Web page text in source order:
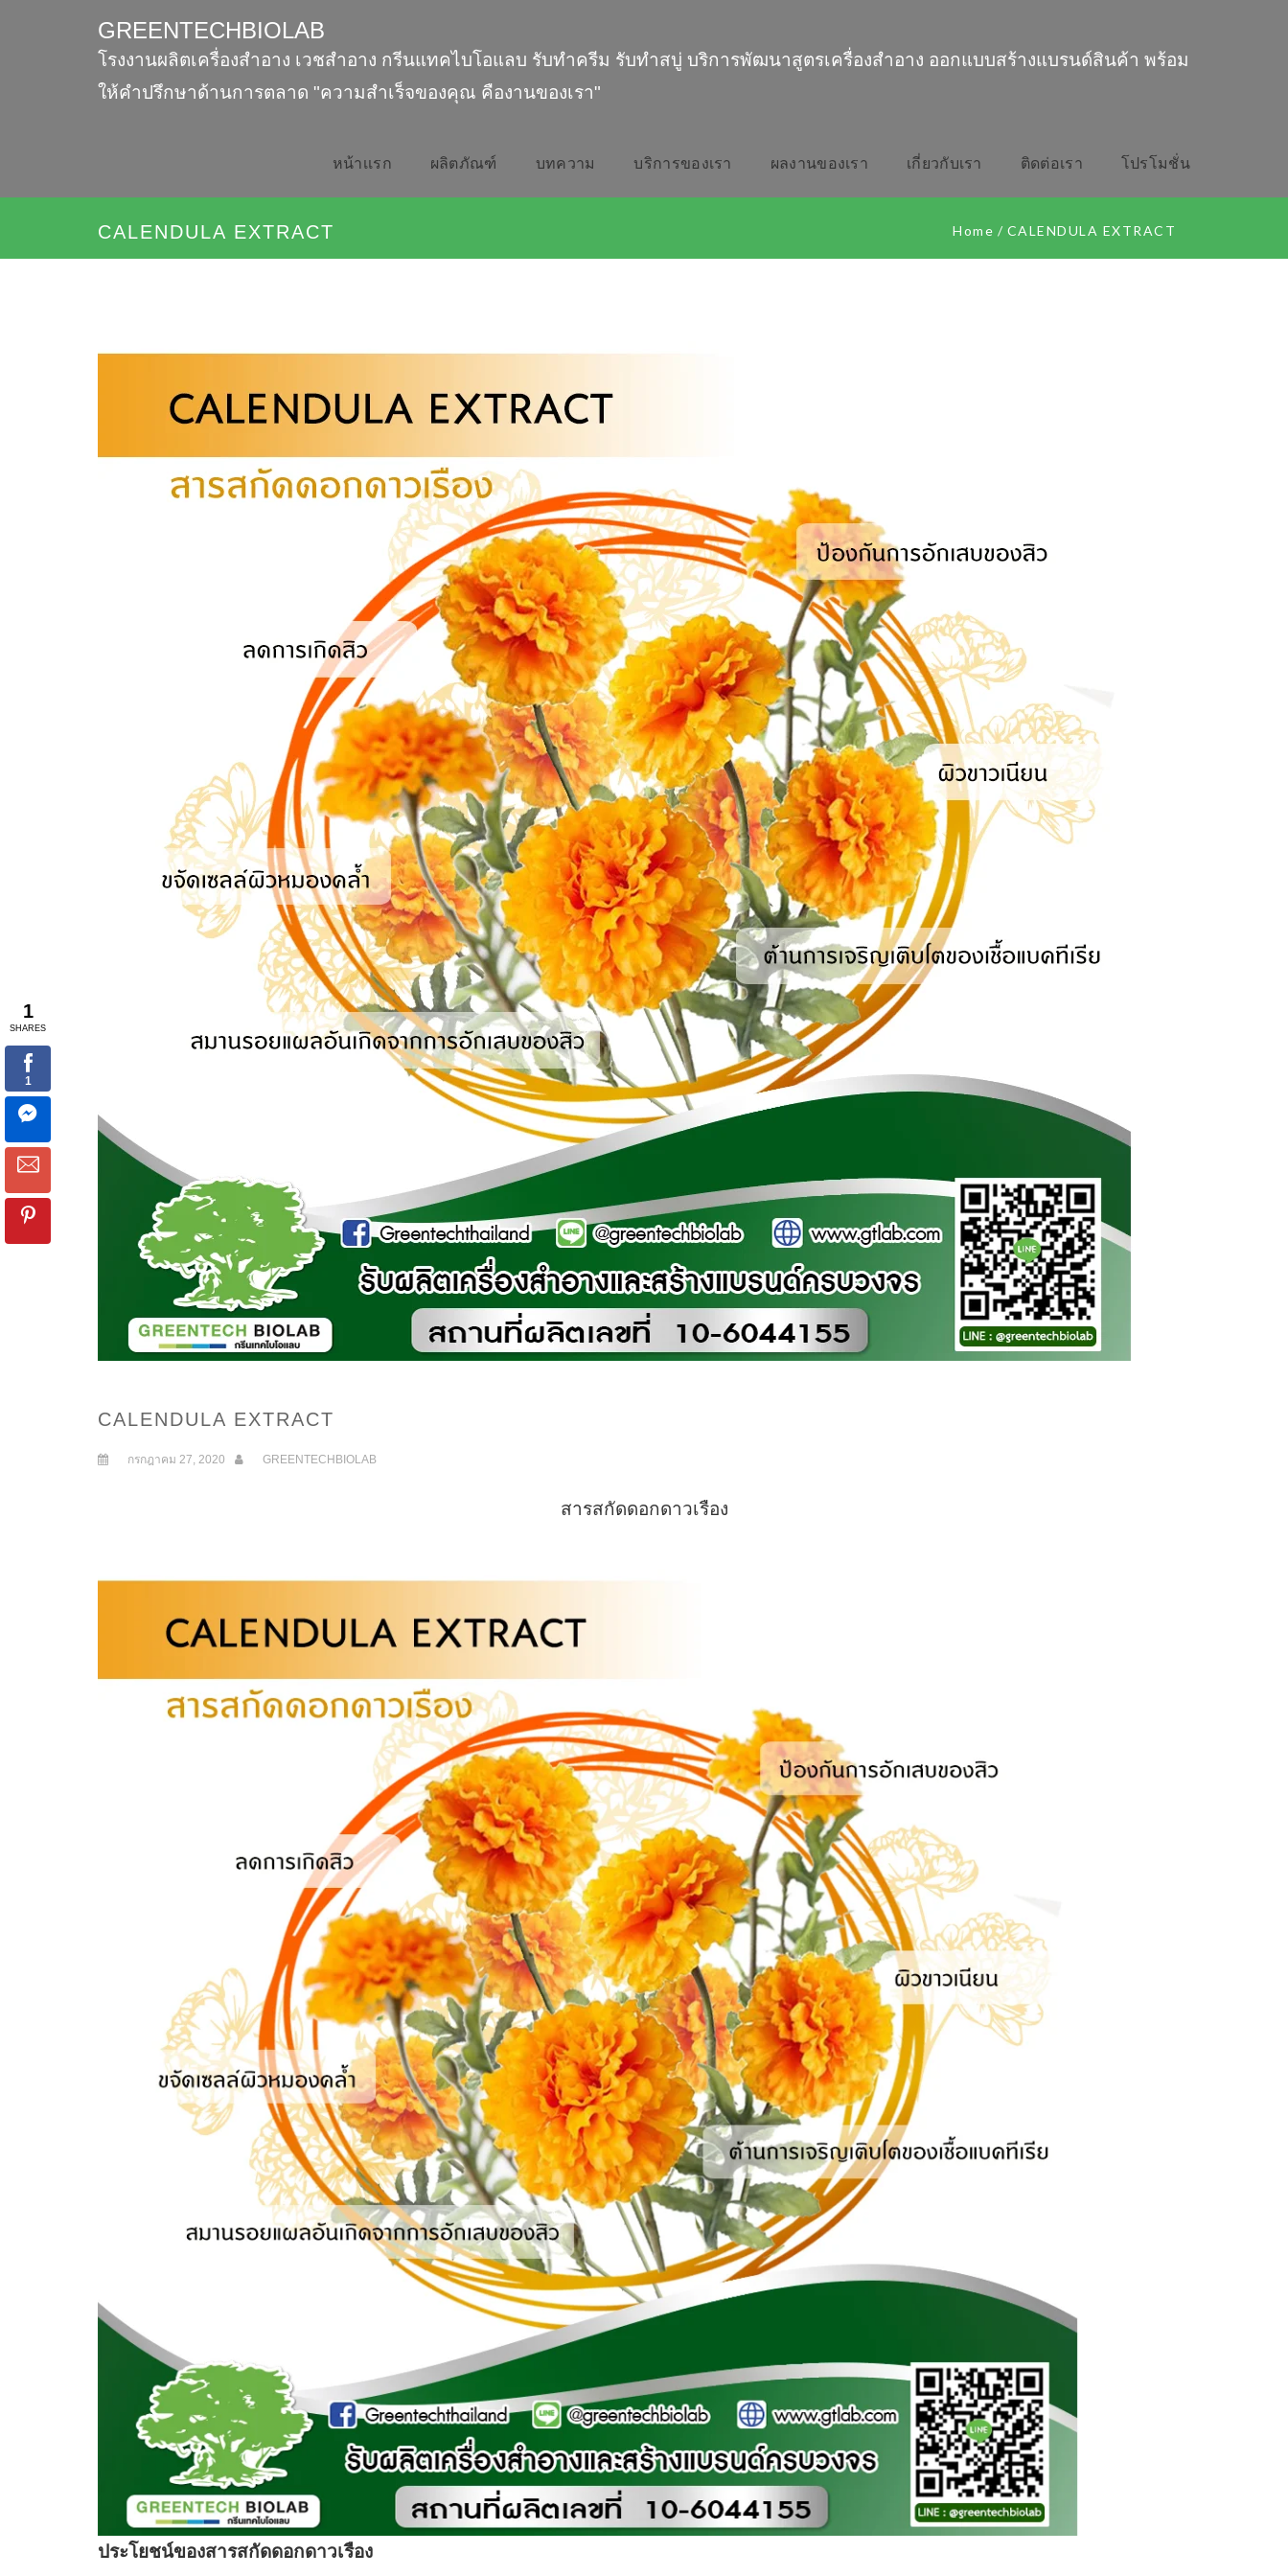
GREENTECHBIOLAB
โรงงานผลิตเครื่องสำอาง เวชสำอาง กรีนแทคไบโอแลบ รับทำครีม รับทำสบู่ บริการพัฒนาสูตรเครื่องสำอาง ออกแบบสร้างแบรนด์สินค้า พร้อม
ให้คำปรึกษาด้านการตลาด "ความสำเร็จของคุณ คืองานของเรา"
หน้าเเรก ผลิตภัณฑ์ บทความ บริการของเรา ผลงานของเรา เกี่ยวกับเรา ติดต่อเรา โปรโมชั่น
CALENDULA EXTRACT Home / CALENDULA EXTRACT
CALENDULA EXTRACT
กรกฎาคม 27, 2020 GREENTECHBIOLAB
สารสกัดดอกดาวเรือง
ประโยชน์ของสารสกัดดอกดาวเรือง